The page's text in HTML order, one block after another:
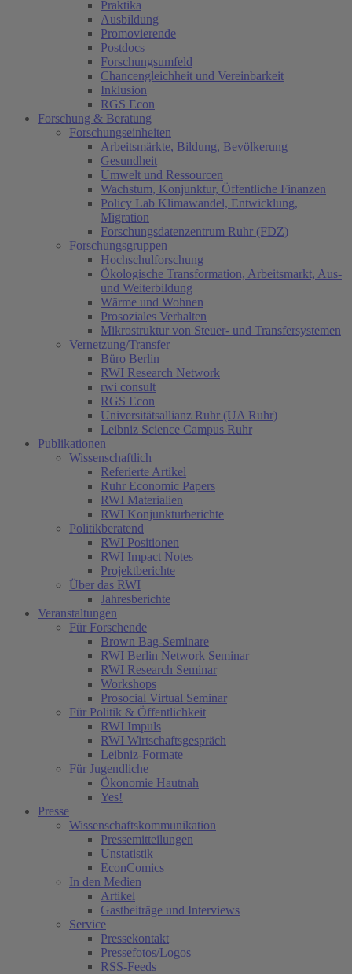
Praktika
Ausbildung
Promovierende
Postdocs
Forschungsumfeld
Chancengleichheit und Vereinbarkeit
Inklusion
RGS Econ
Forschung & Beratung
Forschungseinheiten
Arbeitsmärkte, Bildung, Bevölkerung
Gesundheit
Umwelt und Ressourcen
Wachstum, Konjunktur, Öffentliche Finanzen
Policy Lab Klimawandel, Entwicklung,
Migration
Forschungsdatenzentrum Ruhr (FDZ)
Forschungsgruppen
Hochschulforschung
Ökologische Transformation, Arbeitsmarkt, Aus-
und Weiterbildung
Wärme und Wohnen
Prosoziales Verhalten
Mikrostruktur von Steuer- und Transfersystemen
Vernetzung/Transfer
Büro Berlin
RWI Research Network
rwi consult
RGS Econ
Universitätsallianz Ruhr (UA Ruhr)
Leibniz Science Campus Ruhr
Publikationen
Wissenschaftlich
Referierte Artikel
Ruhr Economic Papers
RWI Materialien
RWI Konjunkturberichte
Politikberatend
RWI Positionen
RWI Impact Notes
Projektberichte
Über das RWI
Jahresberichte
Veranstaltungen
Für Forschende
Brown Bag-Seminare
RWI Berlin Network Seminar
RWI Research Seminar
Workshops
Prosocial Virtual Seminar
Für Politik & Öffentlichkeit
RWI Impuls
RWI Wirtschaftsgespräch
Leibniz-Formate
Für Jugendliche
Ökonomie Hautnah
Yes!
Presse
Wissenschaftskommunikation
Pressemitteilungen
Unstatistik
EconComics
In den Medien
Artikel
Gastbeiträge und Interviews
Service
Pressekontakt
Pressefotos/Logos
RSS-Feeds